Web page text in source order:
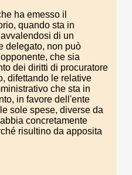
ha emesso il
quando sta in
di un
delegato, non può
che sia
dei diritti di procuratore
difettando le relative
che sta in
in favore dell'ente
sole spese, diverse da
concretamente
risultino da apposita